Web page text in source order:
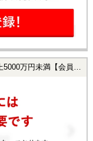
【会員様限定で公開中！】